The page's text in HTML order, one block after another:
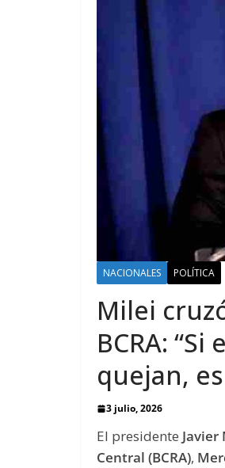
NACIONALES POLÍTICA
Milei
BCRA:
quejan,
3 julio, 2026
El presidente Javier
Central (BCRA),